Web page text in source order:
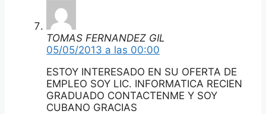
TOMAS FERNANDEZ GIL
05/05/2013 a las 00:00
ESTOY INTERESADO EN SU OFERTA DE
EMPLEO SOY LIC. INFORMATICA RECIEN
GRADUADO CONTACTENME Y SOY
CUBANO GRACIAS